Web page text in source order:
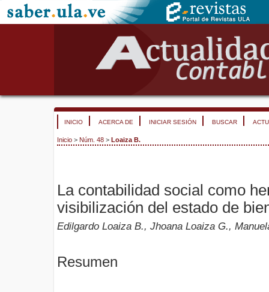
INICIO ACERCA DE INICIAR SESIÓN BUSCAR
Inicio > Núm. 48 > Loaiza B.
La contabilidad social como
visibilización del estado de
Edilgardo Loaiza B., Jhoana Loaiza G.,
Resumen